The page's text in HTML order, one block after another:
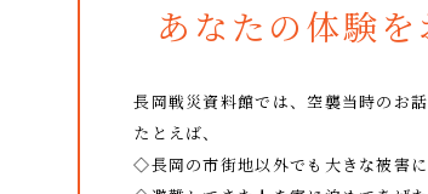
あなたの体験
長岡戦災資料館では、空襲当時のお話
たとえば、
◇長岡の市街地以外でも大きな被害に